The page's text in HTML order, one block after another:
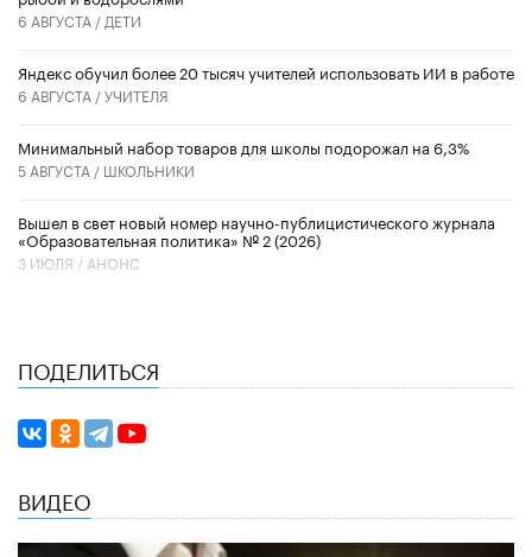
6 АВГУСТА / ДЕТИ
​Яндекс обучил более 20 тысяч учителей использовать ИИ в работе
6 АВГУСТА /УЧИТЕЛЯ
Минимальный набор товаров для школы подорожал на 6,3%
5 АВГУСТА / ШКОЛЬНИКИ
Вышел в свет новый номер научно-публицистического журнала
«Образовательная политика» № 2 (2026)
3 ИЮЛЯ / АНОНС
ПОДЕЛИТЬСЯ
ВИДЕО